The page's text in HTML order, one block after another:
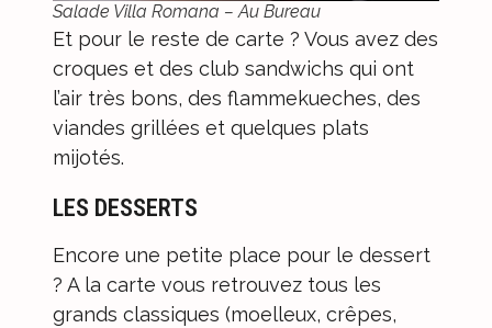
Salade Villa Romana – Au Bureau
Et pour le reste de carte ? Vous avez des
croques et des club sandwichs qui ont
l’air très bons, des flammekueches, des
viandes grillées et quelques plats
mijotés.
LES DESSERTS
Encore une petite place pour le dessert
? A la carte vous retrouvez tous les
grands classiques (moelleux, crêpes,